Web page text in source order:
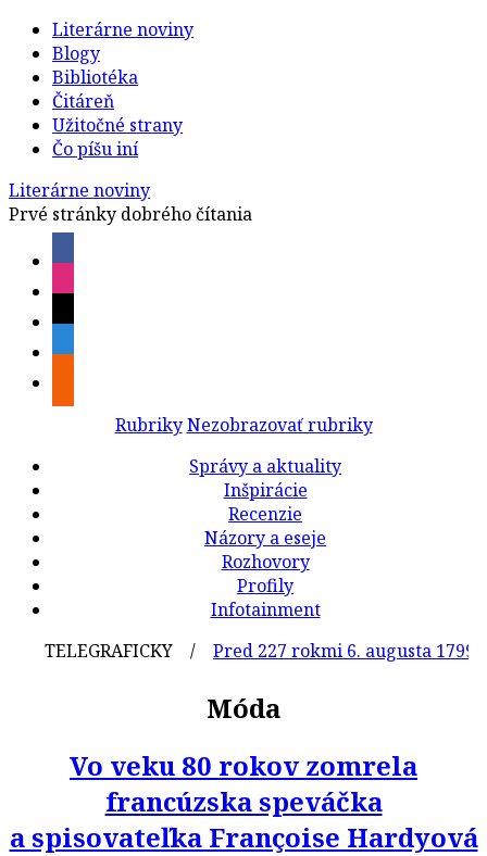
Literárne noviny
Blogy
Bibliotéka
Čitáreň
Užitočné strany
Čo píšu iní
Literárne noviny
Prvé stránky dobrého čítania
Rubriky Nezobrazovať rubriky
Správy a aktuality
Inšpirácie
Recenzie
Názory a eseje
Rozhovory
Profily
Infotainment
TELEGRAFICKY /Pred 227 rokmi 6. augusta 1799
Móda
Vo veku 80 rokov zomrela
francúzska speváčka
a spisovateľka Françoise Hardyová